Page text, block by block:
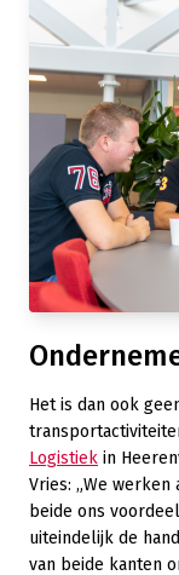
Het is dan ook
Logistiek in
Vries: „We
beide ons
uiteindelijk de
van beide kanten